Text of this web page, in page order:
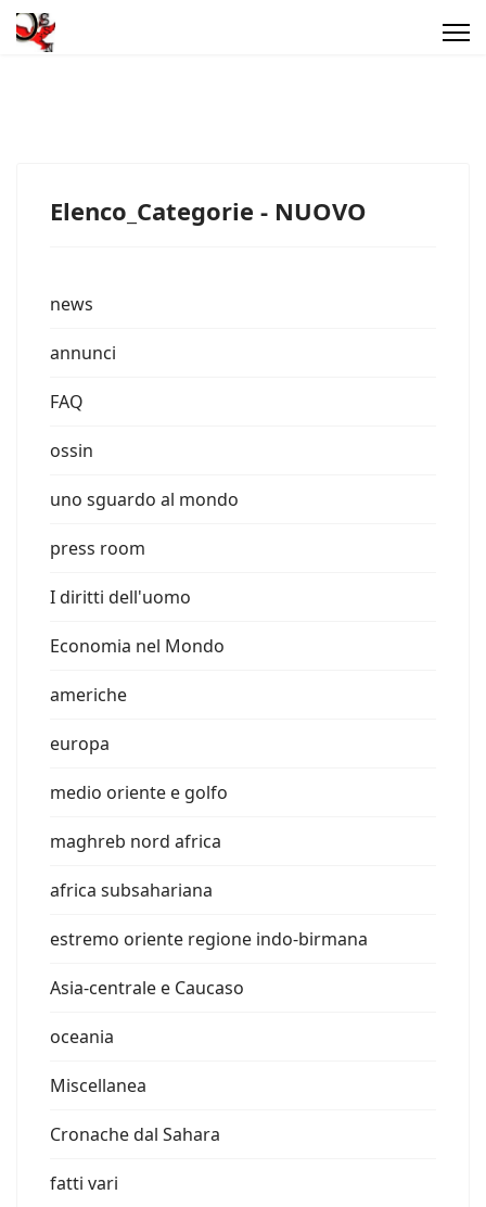
Elenco_Categorie - NUOVO
news
annunci
FAQ
ossin
uno sguardo al mondo
press room
I diritti dell'uomo
Economia nel Mondo
americhe
europa
medio oriente e golfo
maghreb nord africa
africa subsahariana
estremo oriente regione indo-birmana
Asia-centrale e Caucaso
oceania
Miscellanea
Cronache dal Sahara
fatti vari